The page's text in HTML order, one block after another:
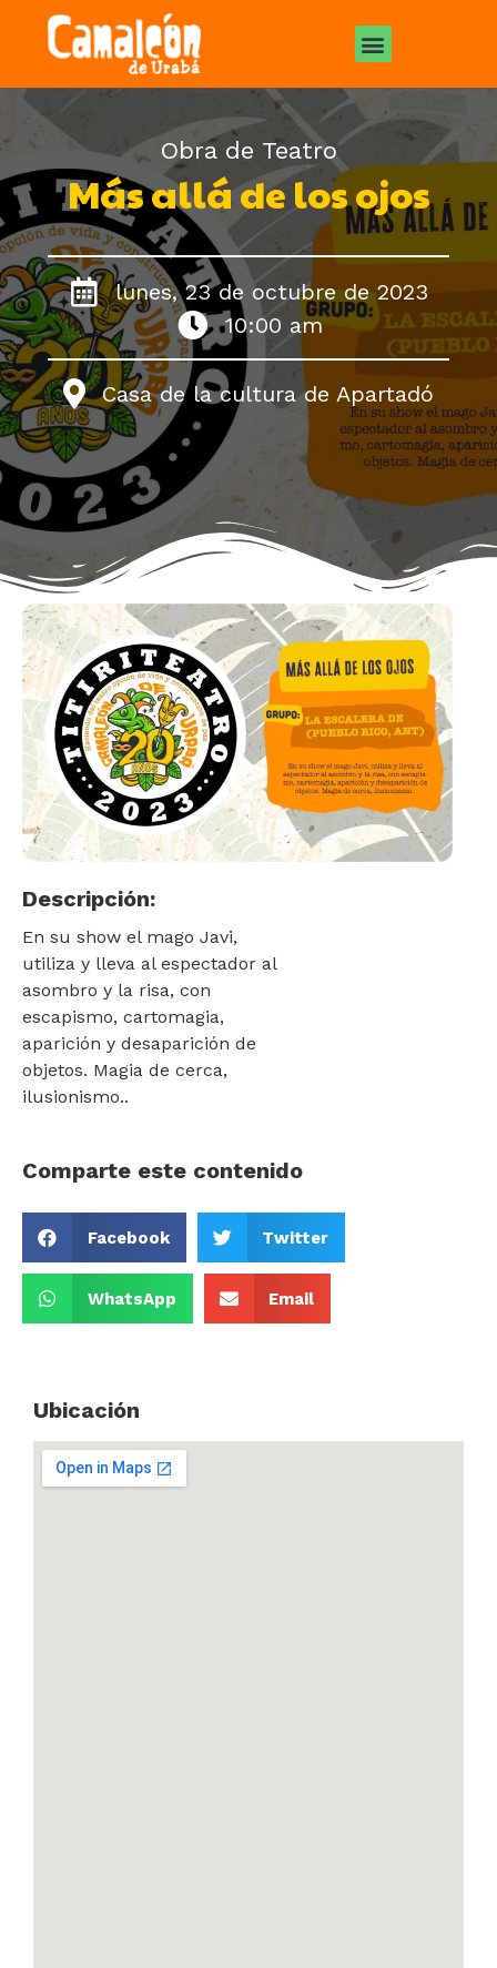
Obra de Teatro
Más allá de los ojos
lunes, 23 de octubre de 2023
10:00 am
Casa de la cultura de Apartadó
Descripción:
En su show el mago Javi,
utiliza y lleva al espectador al
asombro y la risa, con
escapismo, cartomagia,
aparición y desaparición de
objetos. Magia de cerca,
ilusionismo..
Comparte este contenido
Facebook Twitter
WhatsApp Email
Ubicación